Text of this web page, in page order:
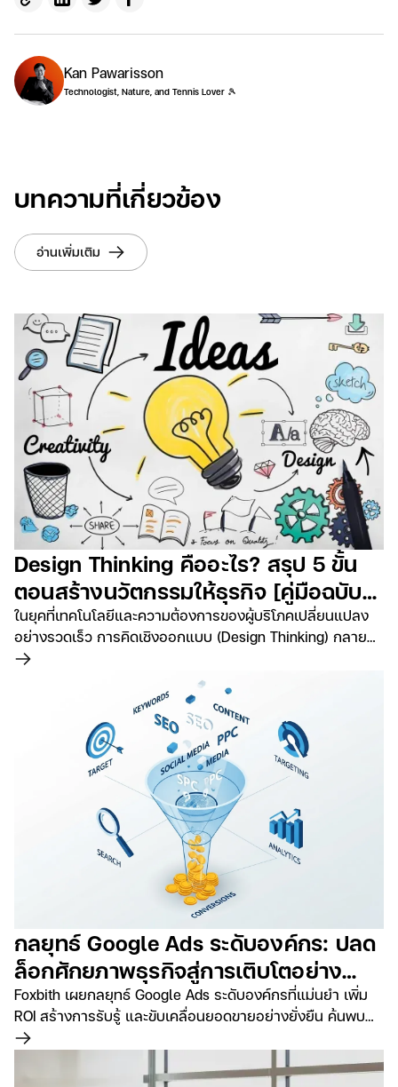
Kan Pawarisson
Technologist, Nature, and Tennis Lover 🎾
บทความที่เกี่ยวข้อง
อ่านเพิ่มเติม
Design Thinking คืออะไร? สรุป 5 ขั้น
ตอนสร้างนวัตกรรมให้ธุรกิจ [คู่มือฉบับ
สมบูรณ์]
ในยุคที่เทคโนโลยีและความต้องการของผู้บริโภคเปลี่ยนแปลง
อย่างรวดเร็ว การคิดเชิงออกแบบ (Design Thinking) กลาย
เป็นเครื่องมือสำคัญที่สามารถช่วยให้ธุรกิจและองค์กรต่างๆ
สร้างนวัตกรรมที่ตอบสนองต่อความต้องการของผู้ใช้ได้อย่าง
แท้จริง การทำ Design Thinking ไม่เพียงแต่ช่วยในการสร้าง
ผลิตภัณฑ์และบริการที่มีคุณค่า แต่ยังส่งเสริมให้เกิด
กระบวนการคิดที่ยืดหยุ่นและมีความคิดสร้างสรรค์ที่ไม่เหมือน
อ่านเพิ่มเติม
กลยุทธ์ Google Ads ระดับองค์กร: ปลด
ล็อกศักยภาพธุรกิจสู่การเติบโตอย่าง
ยั่งยืน
Foxbith เผยกลยุทธ์ Google Ads ระดับองค์กรที่แม่นยำ เพิ่ม
ROI สร้างการรับรู้ และขับเคลื่อนยอดขายอย่างยั่งยืน ค้นพบ
แนวทางยกระดับธุรกิจของคุณในยุคดิจิทัล
อ่านเพิ่มเติม